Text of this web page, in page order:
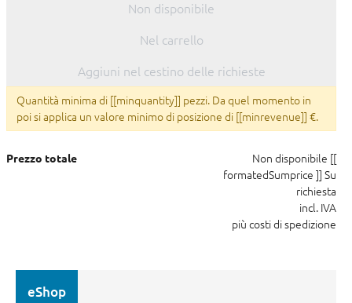
Non disponibile
Nel carrello
Aggiuni nel cestino delle richieste
Quantità minima di [[minquantity]] pezzi. Da quel momento in
poi si applica un valore minimo di posizione di [[minrevenue]] €.
Prezzo totale Non disponibile [[
formatedSumprice ]] Su
richiesta
incl. IVA
più costi di spedizione
eShop